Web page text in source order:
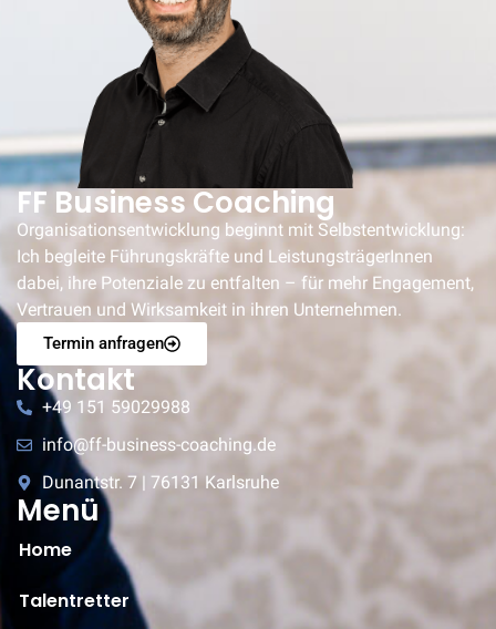
FF Business Coaching
Organisationsentwicklung beginnt mit Selbstentwicklung:
Ich begleite Führungskräfte und LeistungsträgerInnen
dabei, ihre Potenziale zu entfalten – für mehr Engagement,
Vertrauen und Wirksamkeit in ihren Unternehmen.
Termin anfragen
Kontakt
+49 151 59029988
info@ff-business-coaching.de
Dunantstr. 7 | 76131 Karlsruhe
Menü
Home
Talentretter